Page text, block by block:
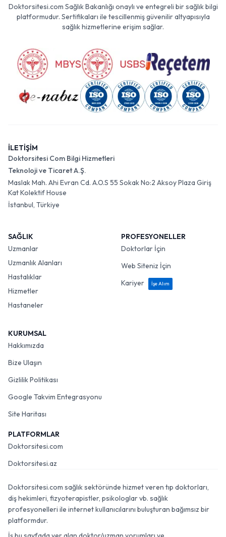
Doktorsitesi.com Sağlık Bakanlığı onaylı ve entegreli bir sağlık bilgi
platformudur. Sertifikaları ile tescillenmiş güvenilir altyapısıyla
sağlık hizmetlerine erişim sağlar.
İLETİŞİM
Doktorsitesi Com Bilgi Hizmetleri
Teknoloji ve Ticaret A.Ş.
Maslak Mah. Ahi Evran Cd. A.O.S 55 Sokak No:2 Aksoy Plaza Giriş
Kat Kolektif House
İstanbul, Türkiye
SAĞLIK
Uzmanlar
Uzmanlık Alanları
Hastalıklar
Hizmetler
Hastaneler
PROFESYONELLER
Doktorlar İçin
Web Siteniz İçin
Kariyer
İşe Alım
KURUMSAL
Hakkımızda
Bize Ulaşın
Gizlilik Politikası
Google Takvim Entegrasyonu
Site Haritası
PLATFORMLAR
Doktorsitesi.com
Doktorsitesi.az
Doktorsitesi.com sağlık sektöründe hizmet veren tıp doktorları,
diş hekimleri, fizyoterapistler, psikologlar vb. sağlık
profesyonelleri ile internet kullanıcılarını buluşturan bağımsız bir
platformdur.